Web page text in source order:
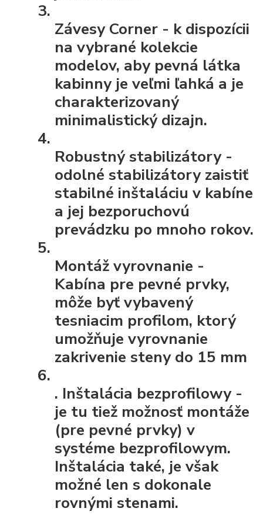
Závesy Corner - k dispozícii
na vybrané kolekcie
modelov, aby pevná látka
kabinny je veľmi ľahká a je
charakterizovaný
minimalistický dizajn.
Robustný stabilizátory -
odolné stabilizátory zaistiť
stabilné inštaláciu v kabíne
a jej bezporuchovú
prevádzku po mnoho rokov.
Montáž vyrovnanie -
Kabína pre pevné prvky,
môže byť vybavený
tesniacim profilom, ktorý
umožňuje vyrovnanie
zakrivenie steny do 15 mm
. Inštalácia bezprofilowy -
je tu tiež možnosť montáže
(pre pevné prvky) v
systéme bezprofilowym.
Inštalácia také, je však
možné len s dokonale
rovnými stenami.